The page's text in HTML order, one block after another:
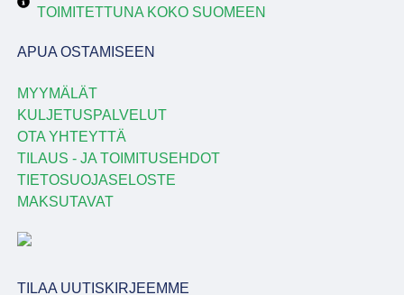
TOIMITETTUNA KOKO SUOMEEN
APUA OSTAMISEEN
MYYMÄLÄT
KULJETUSPALVELUT
OTA YHTEYTTÄ
TILAUS - JA TOIMITUSEHDOT
TIETOSUOJASELOSTE
MAKSUTAVAT
TILAA UUTISKIRJEEMME